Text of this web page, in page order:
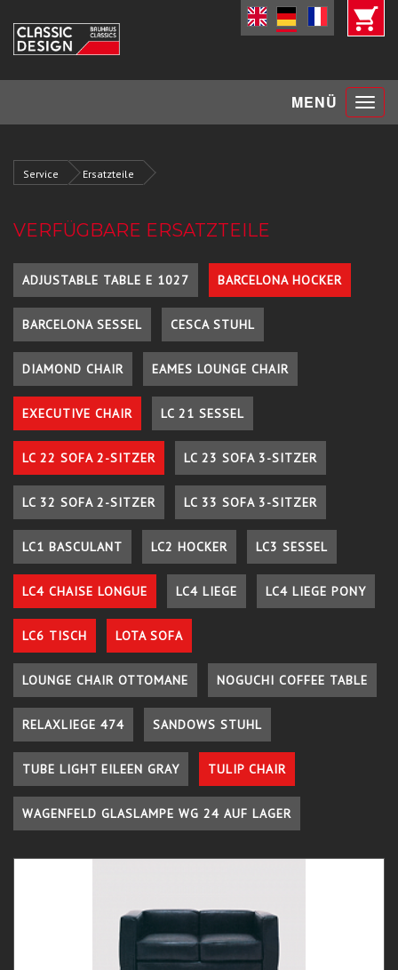
MENÜ Toggle
Service Ersatzteile
VERFÜGBARE ERSATZTEILE
ADJUSTABLE TABLE E 1027 BARCELONA HOCKER
BARCELONA SESSEL CESCA STUHL
DIAMOND CHAIR EAMES LOUNGE CHAIR
EXECUTIVE CHAIR LC 21 SESSEL
LC 22 SOFA 2-SITZER LC 23 SOFA 3-SITZER
LC 32 SOFA 2-SITZER LC 33 SOFA 3-SITZER
LC1 BASCULANT LC2 HOCKER LC3 SESSEL
LC4 CHAISE LONGUE LC4 LIEGE LC4 LIEGE PONY
LC6 TISCH LOTA SOFA
LOUNGE CHAIR OTTOMANE NOGUCHI COFFEE TABLE
RELAXLIEGE 474 SANDOWS STUHL
TUBE LIGHT EILEEN GRAY TULIP CHAIR
WAGENFELD GLASLAMPE WG 24 AUF LAGER